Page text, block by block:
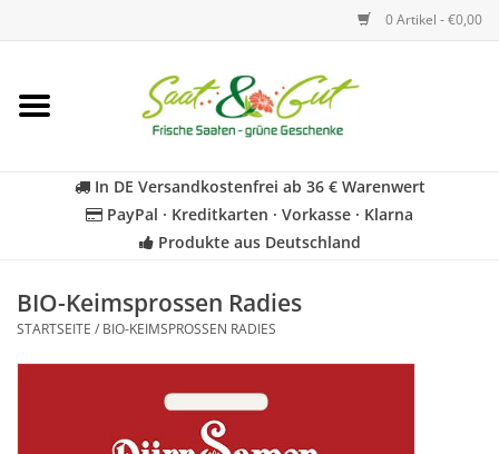
0 Artikel - €0,00
Startseite
Kräuter
In DE Versandkostenfrei ab 36 € Warenwert
PayPal · Kreditkarten · Vorkasse · Klarna
Produkte aus Deutschland
BIO-Keimsprossen Radies
STARTSEITE / BIO-KEIMSPROSSEN RADIES